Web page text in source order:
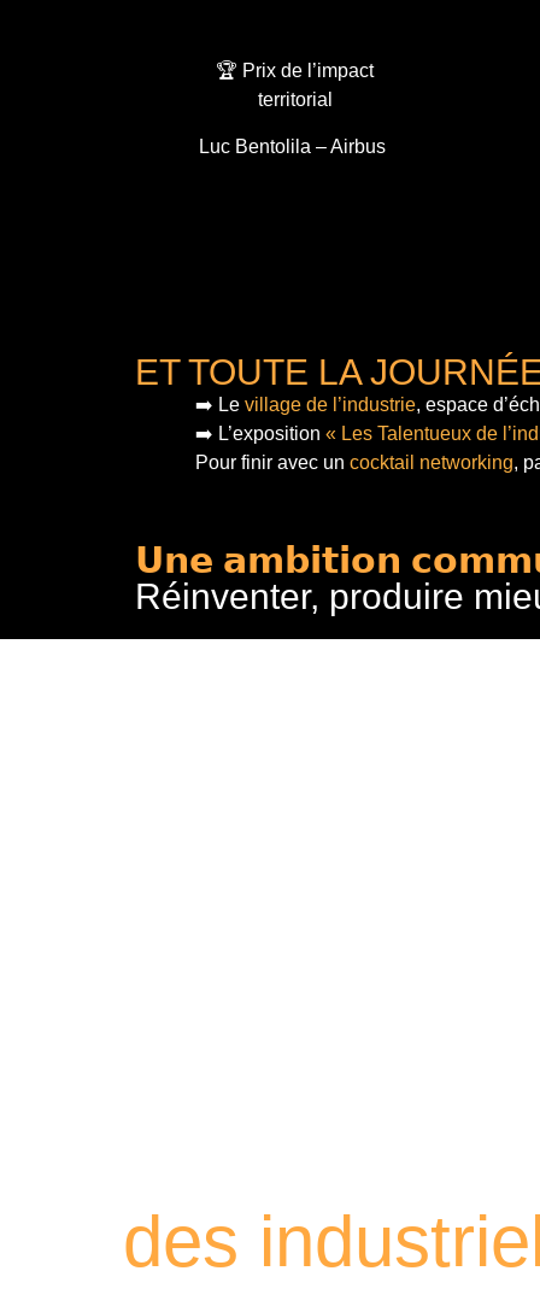
🏆 Prix de l’impact
territorial
Luc Bentolila – Airbus
ET TOUTE LA
➡️ Le village de l’industrie, espace
➡️ L’exposition « Les Talentueux de
Pour finir avec un cocktail networking,
𝗨𝗻𝗲 𝗮𝗺𝗯𝗶𝘁𝗶𝗼𝗻
Réinventer, produire
des